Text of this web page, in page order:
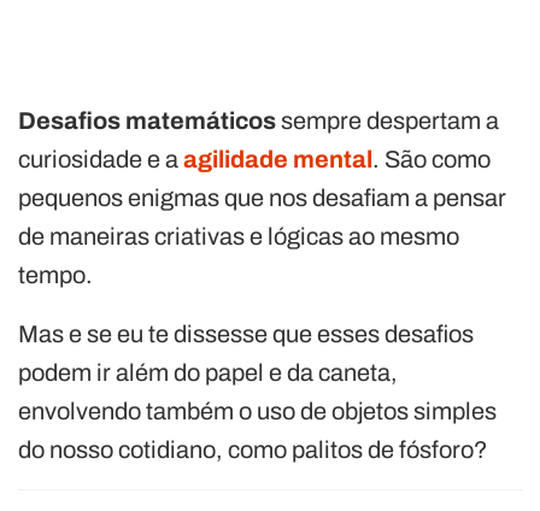
Desafios matemáticossempre despertam a
curiosidade e aagilidade mental. São como
pequenos enigmas que nos desafiam a pensar
de maneiras criativas e lógicas ao mesmo
tempo.
Mas e se eu te dissesse que esses desafios
podem ir além do papel e da caneta,
envolvendo também o uso de objetos simples
do nosso cotidiano, como palitos de fósforo?